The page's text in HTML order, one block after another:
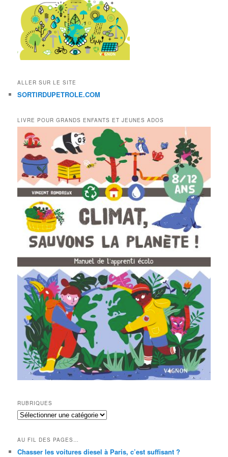
ALLER SUR LE SITE
SORTIRDUPETROLE.COM
LIVRE POUR GRANDS ENFANTS ET JEUNES ADOS
RUBRIQUES
RUBRIQUES
AU FIL DES PAGES…
Chasser les voitures diesel à Paris, c’est suffisant ?